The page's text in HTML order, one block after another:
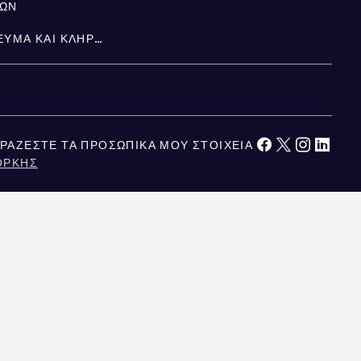
ΚΛΗΡΟΝΟΜΙΆ, ΚΑΤΑΠΊΣΤΕΥΜΑ ΚΑΙ ΚΛΗΡΟΝΟΜΙΚΉ ΔΙΑΔΟΧΉ
ΤΑ ΠΡΟΣΩΠΙΚΆ ΜΟΥ ΣΤΟΙΧΕΊΑ